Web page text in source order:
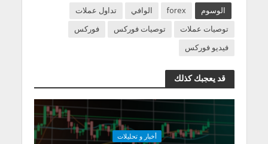
الوسوم forex الوافي
تداول عملات
توصيات عملات
توصيات فوركس
فوركس
فيديو فوركس
قد يعجبك كذلك
أخبار و تحليلات